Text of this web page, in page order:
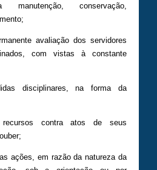
manutenção, conservação,
avaliação dos servidores
com vistas à constante
disciplinares, na forma da
contra atos de seus
ações, em razão da natureza da